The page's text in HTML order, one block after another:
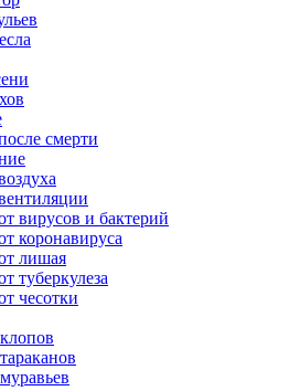
смерти
вирусов и бактерий
коронавируса
лишая
туберкулеза
чесотки